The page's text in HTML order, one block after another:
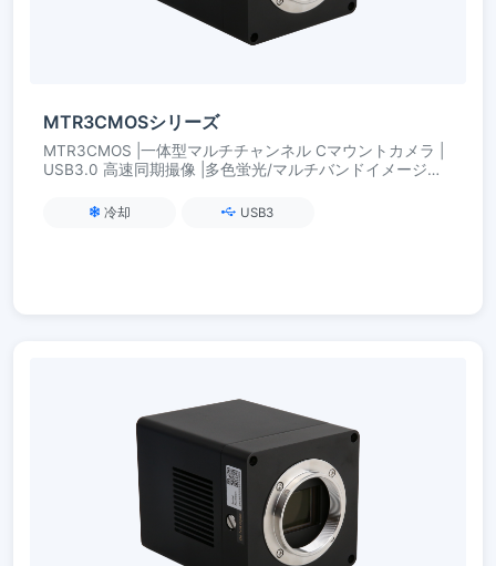
MTR3CMOSシリーズ
MTR3CMOS |一体型マルチチャンネル Cマウントカメラ |
USB3.0 高速同期撮像 |多色蛍光/マルチバンドイメージン
冷却 USB3